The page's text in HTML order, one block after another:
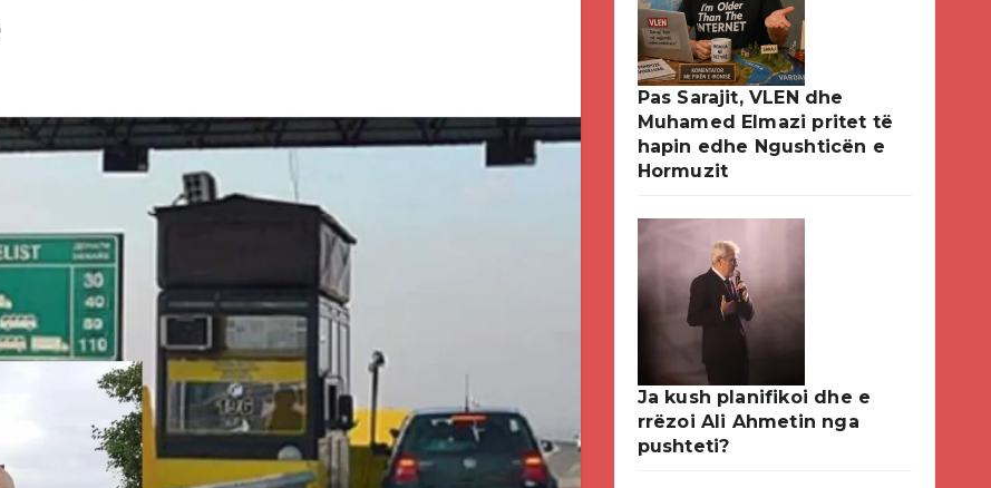
Pas Sarajit, VLEN dhe
Muhamed Elmazi pritet të
hapin edhe Ngushticën e
Hormuzit
Ja kush planifikoi dhe e
rrëzoi Ali Ahmetin nga
pushteti?